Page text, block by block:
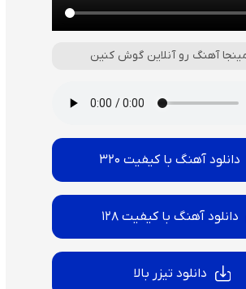
آهنگ رو آنلاین گوش کنین
دانلود آهنگ با کیفیت 320
دانلود آهنگ با کیفیت 128
دانلود تیزر بالا